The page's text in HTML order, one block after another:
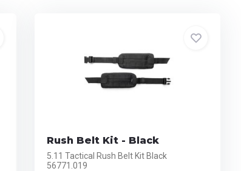
Rush Belt Kit - Black
5.11 Tactical Rush Belt Kit Black
56771.019